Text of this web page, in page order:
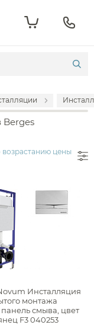
Berges
19 600
возрастанию цены
Инсталляция
монтажа
панель смыва, цвет
F3 040253